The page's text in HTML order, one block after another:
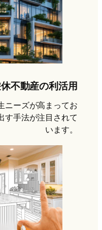
不動産の利活用
ニーズが高まってお
す手法が注目されて
います。